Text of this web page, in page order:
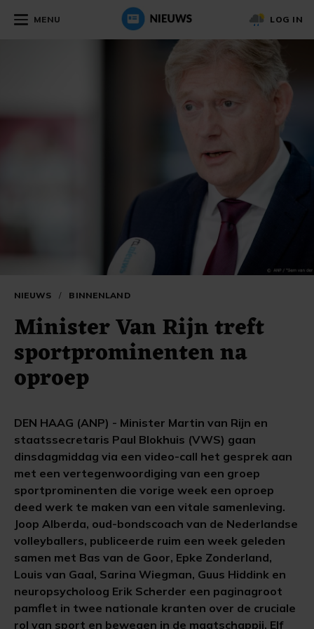
MENU LOG IN
NIEUWS / BINNENLAND
Minister Van Rijn treft
sportprominenten na
oproep
DEN HAAG (ANP) - Minister Martin van Rijn en
staatssecretaris Paul Blokhuis (VWS) gaan
dinsdagmiddag via een video-call het gesprek aan
met een vertegenwoordiging van een groep
sportprominenten die vorige week een oproep
deed werk te maken van een vitale samenleving.
Joop Alberda, oud-bondscoach van de Nederlandse
volleyballers, publiceerde ruim een week geleden
samen met Bas van de Goor, Epke Zonderland,
Louis van Gaal, Sarina Wiegman, Guus Hiddink en
neuropsycholoog Erik Scherder een paginagroot
pamflet in twee nationale kranten over de cruciale
rol van sport en bewegen in de maatschappij. Elf